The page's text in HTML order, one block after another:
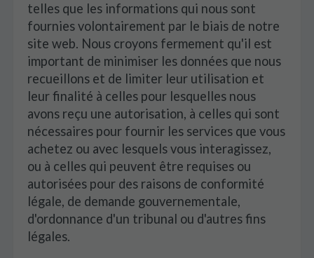
telles que les informations qui nous sont
fournies volontairement par le biais de notre
site web. Nous croyons fermement qu'il est
important de minimiser les données que nous
recueillons et de limiter leur utilisation et
leur finalité à celles pour lesquelles nous
avons reçu une autorisation, à celles qui sont
nécessaires pour fournir les services que vous
achetez ou avec lesquels vous interagissez,
ou à celles qui peuvent être requises ou
autorisées pour des raisons de conformité
légale, de demande gouvernementale,
d'ordonnance d'un tribunal ou d'autres fins
légales.